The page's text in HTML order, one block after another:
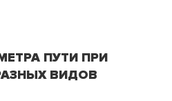
ПУТИ ПРИ
ВИДОВ